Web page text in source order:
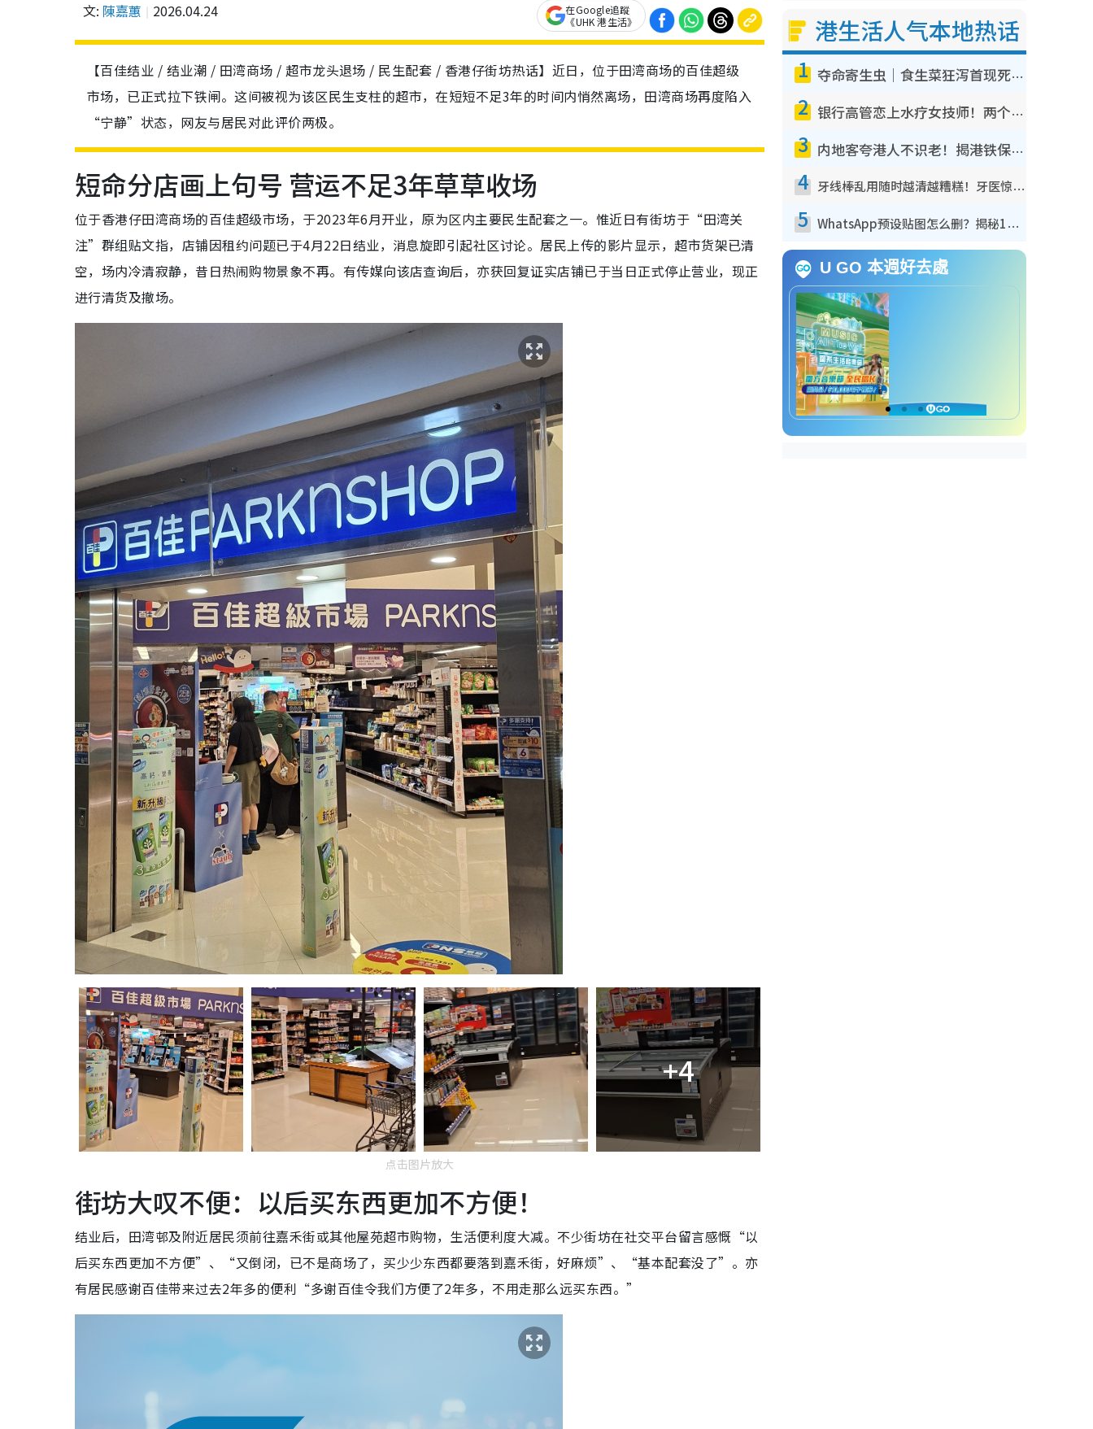
文: 陳嘉蕙 2026.04.24
在Google追蹤
《UHK 港生活》
【百佳结业 / 结业潮 / 田湾商场 / 超市龙头退场 / 民生配套 / 香港仔街坊热话】近日，位于田湾商场的百佳超级
市场，已正式拉下铁闸。这间被视为该区民生支柱的超市，在短短不足3年的时间内悄然离场，田湾商场再度陷入
“宁静”状态，网友与居民对此评价两极。
短命分店画上句号 营运不足3年草草收场
位于香港仔田湾商场的百佳超级市场，于2023年6月开业，原为区内主要民生配套之一。惟近日有街坊于“田湾关
注”群组贴文指，店铺因租约问题已于4月22日结业，消息旋即引起社区讨论。居民上传的影片显示，超市货架已清
空，场内冷清寂静，昔日热闹购物景象不再。有传媒向该店查询后，亦获回复证实店铺已于当日正式停止营业，现正
进行清货及撤场。
+4
点击图片放大
街坊大叹不便：以后买东西更加不方便！
结业后，田湾邨及附近居民须前往嘉禾街或其他屋苑超市购物，生活便利度大减。不少街坊在社交平台留言感慨“以
后买东西更加不方便”、“又倒闭，已不是商场了，买少少东西都要落到嘉禾街，好麻烦”、“基本配套没了”。亦
有居民感谢百佳带来过去2年多的便利“多谢百佳令我们方便了2年多，不用走那么远买东西。”
港生活人气本地热话
1 夺命寄生虫｜食生菜狂泻首现死者！疫潮恶化录1.8万宗病例 揭洗菜3大谬误
2 银行高管恋上水疗女技师！两个月借128万惊觉“沉船”沉落火海 揭背后疑似邪教操控卖淫
3 内地客夸港人不识老！揭港铁保鲜级冷气 港人求放过：别投诉
4 牙线棒乱用随时越清越糟糕！牙医惊揭盲目过户细菌恐致蛀牙：这种才是日常真保养
5 WhatsApp预设贴图怎么删？揭秘1招“反向操作”还原简洁界面 附3步实测教程
U GO 本週好去處